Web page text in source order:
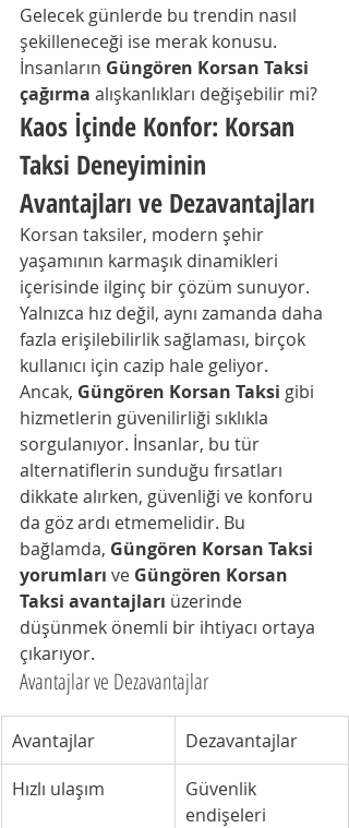
Gelecek günlerde bu trendin nasıl
şekilleneceği ise merak konusu.
İnsanların Güngören Korsan Taksi
çağırma alışkanlıkları değişebilir mi?
Kaos İçinde Konfor: Korsan
Taksi Deneyiminin
Avantajları ve Dezavantajları
Korsan taksiler, modern şehir
yaşamının karmaşık dinamikleri
içerisinde ilginç bir çözüm sunuyor.
Yalnızca hız değil, aynı zamanda daha
fazla erişilebilirlik sağlaması, birçok
kullanıcı için cazip hale geliyor.
Ancak, Güngören Korsan Taksi gibi
hizmetlerin güvenilirliği sıklıkla
sorgulanıyor. İnsanlar, bu tür
alternatiflerin sunduğu fırsatları
dikkate alırken, güvenliği ve konforu
da göz ardı etmemelidir. Bu
bağlamda, Güngören Korsan Taksi
yorumları ve Güngören Korsan
Taksi avantajları üzerinde
düşünmek önemli bir ihtiyacı ortaya
çıkarıyor.
Avantajlar ve Dezavantajlar
Avantajlar
Dezavantajlar
Hızlı ulaşım
Güvenlik
endişeleri